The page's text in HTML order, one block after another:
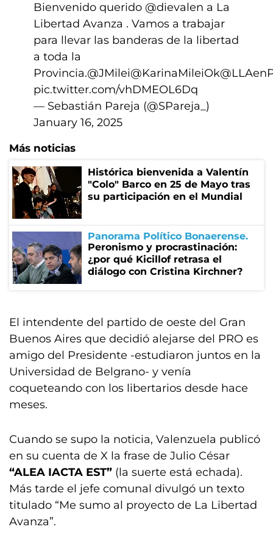
Bienvenido querido @dievalen a La
Libertad Avanza . Vamos a trabajar
para llevar las banderas de la libertad
a toda la
Provincia.@JMilei@KarinaMileiOk
pic.twitter.com/vhDMEOL6Dq
— Sebastián Pareja (@SPareja_)
January 16, 2025
Más noticias
Histórica bienvenida a Valentín
"Colo" Barco en 25 de Mayo tras
su participación en el Mundial
Panorama Político Bonaerense
Peronismo y procrastinación:
¿por qué Kicillof retrasa el
diálogo con Cristina Kirchner?
El intendente del partido de oeste del Gran
Buenos Aires que decidió alejarse del PRO es
amigo del Presidente -estudiaron juntos en la
Universidad de Belgrano- y venía
coqueteando con los libertarios desde hace
meses.
Cuando se supo la noticia, Valenzuela publicó
en su cuenta de X la frase de Julio César
“ALEA IACTA EST” (la suerte está echada).
Más tarde el jefe comunal divulgó un texto
titulado “Me sumo al proyecto de La Libertad
Avanza”.